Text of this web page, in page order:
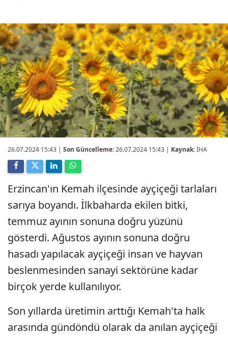
26.07.2024 15:43 | Son Güncelleme:26.07.2024 15:43 | Kaynak:İHA
Erzincan'ın Kemah ilçesinde ayçiçeği tarlaları
sarıya boyandı. İlkbaharda ekilen bitki,
temmuz ayının sonuna doğru yüzünü
gösterdi. Ağustos ayının sonuna doğru
hasadı yapılacak ayçiçeği insan ve hayvan
beslenmesinden sanayi sektörüne kadar
birçok yerde kullanılıyor.
Son yıllarda üretimin arttığı Kemah'ta halk
arasında gündöndü olarak da anılan ayçiçeği